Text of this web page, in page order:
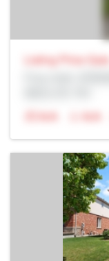
Listing Price Sale
N/A
N/A